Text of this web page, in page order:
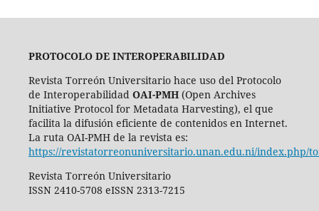
PROTOCOLO DE INTEROPERABILIDAD
Revista Torreón Universitario hace uso del Protocolo
de InteroperabilidadOAI-PMH(Open Archives
Initiative Protocol for Metadata Harvesting), el que
facilita la difusión eficiente de contenidos en Internet.
La ruta OAI-PMH de la revista es:
https://revistatorreonuniversitario.unan.edu.ni/index.php/
Revista Torreón Universitario
ISSN 2410-5708 eISSN 2313-7215